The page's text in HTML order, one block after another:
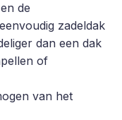
de
zadeldak
dan een dak
of
van het